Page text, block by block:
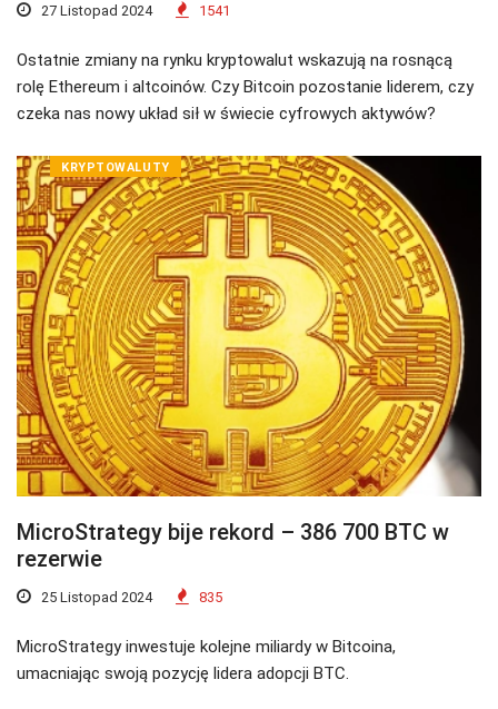
27 Listopad 2024 1541
Ostatnie zmiany na rynku kryptowalut wskazują na rosnącą
rolę Ethereum i altcoinów. Czy Bitcoin pozostanie liderem, czy
czeka nas nowy układ sił w świecie cyfrowych aktywów?
KRYPTOWALUTY
MicroStrategy bije rekord – 386 700 BTC w
rezerwie
25 Listopad 2024 835
MicroStrategy inwestuje kolejne miliardy w Bitcoina,
umacniając swoją pozycję lidera adopcji BTC.